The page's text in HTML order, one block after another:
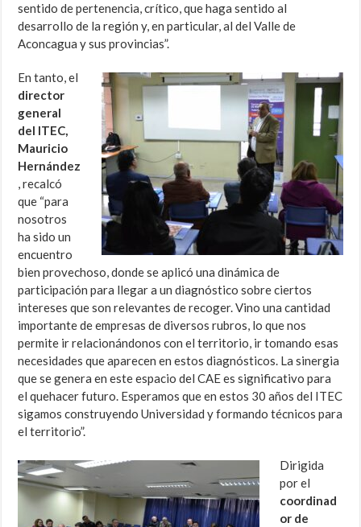
sentido de pertenencia, crítico, que haga sentido al
desarrollo de la región y, en particular, al del Valle de
Aconcagua y sus provincias”.
En tanto, el
director
general
del ITEC,
Mauricio
Hernández
, recalcó
que “para
nosotros
ha sido un
encuentro
bien provechoso, donde se aplicó una dinámica de
participación para llegar a un diagnóstico sobre ciertos
intereses que son relevantes de recoger. Vino una cantidad
importante de empresas de diversos rubros, lo que nos
permite ir relacionándonos con el territorio, ir tomando esas
necesidades que aparecen en estos diagnósticos. La sinergia
que se genera en este espacio del CAE es significativo para
el quehacer futuro. Esperamos que en estos 30 años del ITEC
sigamos construyendo Universidad y formando técnicos para
el territorio”.
Dirigida
por el
coordinad
or de